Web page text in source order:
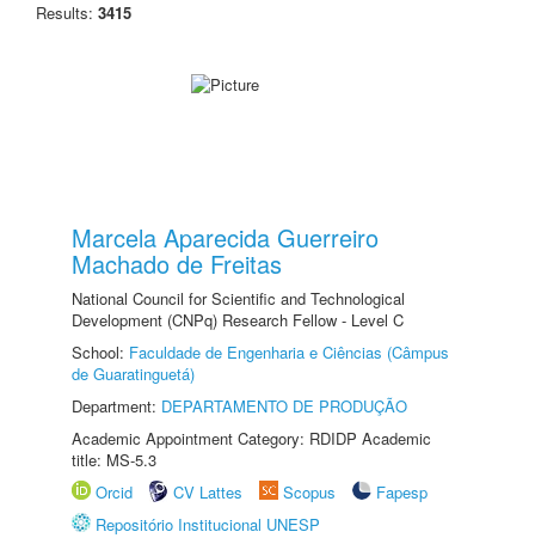
Results: 3415
Marcela Aparecida Guerreiro
Machado de Freitas
National Council for Scientific and Technological
Development (CNPq) Research Fellow - Level C
School: Faculdade de Engenharia e Ciências (Câmpus
de Guaratinguetá)
Department: DEPARTAMENTO DE PRODUÇÃO
Academic Appointment Category: RDIDP Academic
title: MS-5.3
Orcid
CV Lattes Scopus
Fapesp
Repositório Institucional UNESP